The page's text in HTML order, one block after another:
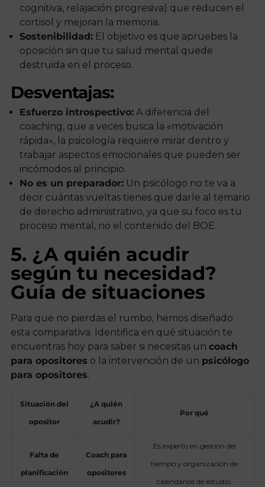
cognitiva, relajación progresiva) que reducen el
cortisol y mejoran la memoria.
Sostenibilidad: El objetivo es que apruebes la
oposición sin que tu salud mental quede
destruida en el proceso.
Desventajas:
Esfuerzo introspectivo: A diferencia del
coaching, que a veces busca la «motivación
rápida», la psicología requiere mirar dentro y
trabajar aspectos emocionales que pueden ser
incómodos al principio.
No es un preparador: Un psicólogo no te va a
decir cuántas vueltas tienes que darle al temario
de derecho administrativo, ya que su foco es tu
proceso mental, no el contenido del BOE.
5. ¿A quién acudir
según tu necesidad?
Guía de situaciones
Para que no pierdas el rumbo, hemos diseñado
esta comparativa. Identifica en qué situación te
encuentras hoy para saber si necesitas un coach
para opositores o la intervención de un psicólogo
para opositores.
Situación del
opositor
¿A quién
acudir?
Por qué
Falta de
planificación
Coach para
opositores
Es experto en gestión del
tiempo y organización de
calendarios de estudio.